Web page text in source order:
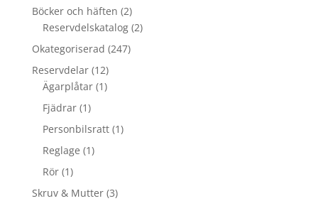
Böcker och häften (2)
Reservdelskatalog (2)
Okategoriserad (247)
Reservdelar (12)
Ägarplåtar (1)
Fjädrar (1)
Personbilsratt (1)
Reglage (1)
Rör (1)
Skruv & Mutter (3)